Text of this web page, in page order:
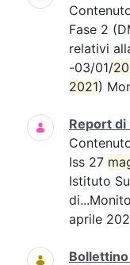
Fase 2
relativi
-03/01/
2021)
Report
Iss 27
Istituto
aprile